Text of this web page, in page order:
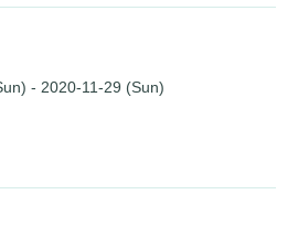
- 2020-11-29 (Sun)